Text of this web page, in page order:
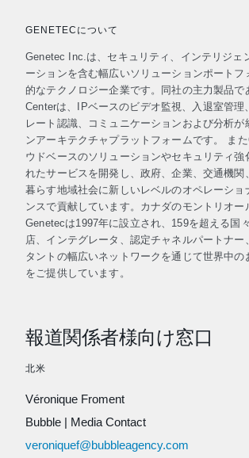
GENETECについて
Genetec Inc.は、セキュリティ、インテリジェ
ーションを含む幅広いソリューションポートフ
的なテクノロジー企業です。同社の主力製品で
Centerは、IPベースのビデオ監視、入退室管理
レート認識、コミュニケーションおよび分析が
ンアーキテクチャプラットフォームです。 ま
ウドベースのソリューションやセキュリティ強
れたサービスを開発し、政府、企業、交通機関
暮らす地域社会に新しいレベルのオペレーショ
ンスで貢献しています。カナダのモントリオー
Genetecは1997年に設立され、159を超える国
店、インテグレータ、認定チャネルパートナー
タントの幅広いネットワークを通じて世界中の
をご提供しています。
報道関係者様向け窓口
北米
Véronique Froment
Bubble | Media Contact
veroniquef@bubbleagency.com